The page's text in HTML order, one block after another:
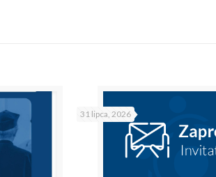
31 lipca, 2026